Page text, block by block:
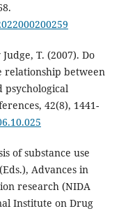
T. (2007). Do
relationship between
psychological
42(8), 1441-
of substance use
Advances in
research (NIDA
Institute on Drug